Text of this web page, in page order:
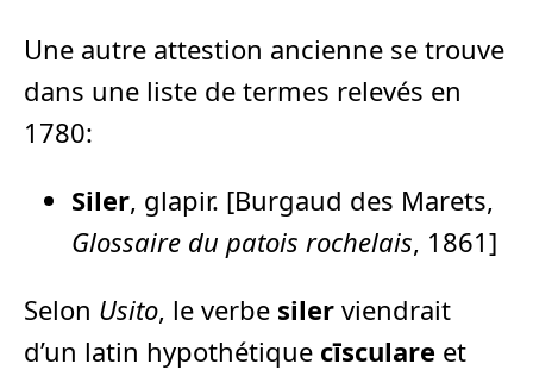
Une autre attestion ancienne se trouve
dans une liste de termes relevés en
1780:
Siler, glapir. [Burgaud des Marets,
Glossaire du patois rochelais, 1861]
Selon Usito, le verbe siler viendrait
d’un latin hypothétique cīsculare et